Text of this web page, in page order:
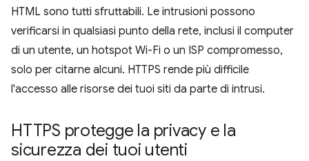
HTML sono tutti sfruttabili. Le intrusioni possono
verificarsi in qualsiasi punto della rete, inclusi il computer
di un utente, un hotspot Wi-Fi o un ISP compromesso,
solo per citarne alcuni. HTTPS rende più difficile
l'accesso alle risorse dei tuoi siti da parte di intrusi.
HTTPS protegge la privacy e la
sicurezza dei tuoi utenti